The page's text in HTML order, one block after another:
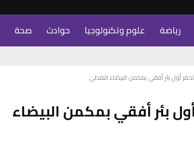
رياضة علوم وتكنولوجيا حوادث صحة
أول بئر أفقي بمكمن البيضاء النفطي
بئر أفقي بمكمن البيضاء